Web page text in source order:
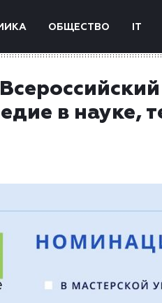
ОБЩЕСТВО IT
в науке,